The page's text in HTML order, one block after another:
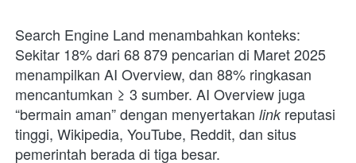
Search Engine Land menambahkan konteks:
Sekitar 18% dari 68 879 pencarian di Maret 2025
menampilkan AI Overview, dan 88% ringkasan
mencantumkan ≥ 3 sumber. AI Overview juga
“bermain aman” dengan menyertakan link reputasi
tinggi, Wikipedia, YouTube, Reddit, dan situs
pemerintah berada di tiga besar.